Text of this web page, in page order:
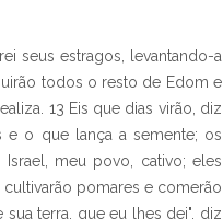
seus estragos, levantando-a
todos o resto de Edom e
13 Eis que dias virão, diz
e o que lança a semente; os
meu povo, cativo; eles
cultivarão pomares e comerão
terra, que eu lhes dei", diz